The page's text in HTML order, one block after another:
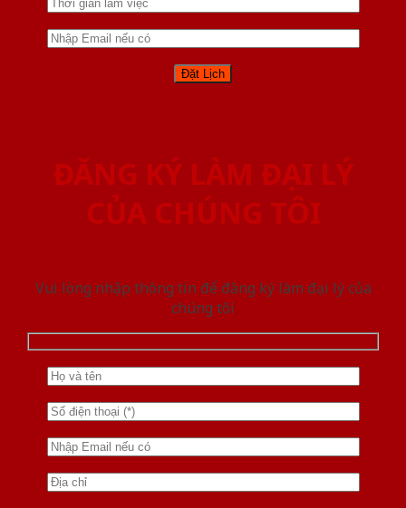
ĐĂNG KÝ LÀM ĐẠI LÝ
CỦA CHÚNG TÔI
Vui lòng nhập thông tin để đăng ký làm đại lý của
chúng tôi